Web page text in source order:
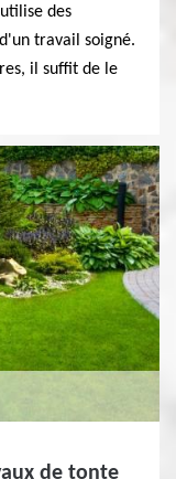
des
travail soigné.
il suffit de le
de tonte